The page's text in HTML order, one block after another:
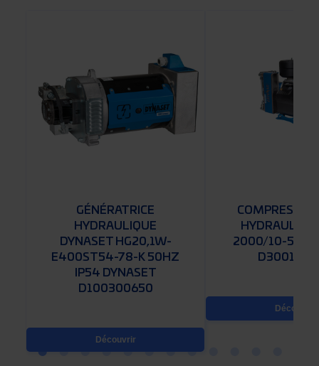
GÉNÉRATRICE
HYDRAULIQUE
DYNASET HG20,1W-
E400ST54-78-K 50HZ
IP54 DYNASET
D100300650
Découvrir
2000/10-53
Découvrir